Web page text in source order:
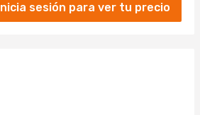
Inicia sesión para ver tu precio